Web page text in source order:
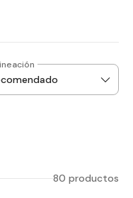
80 productos